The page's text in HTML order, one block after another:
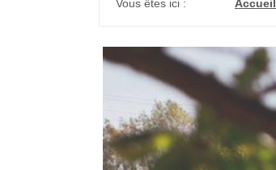
Vous êtes ici : Accueil